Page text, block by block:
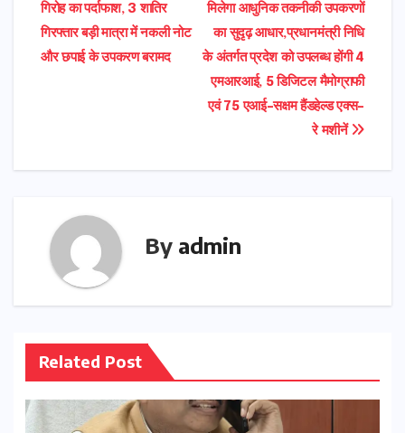
navigation
मिलेगा आधुनिक तकनीकी उपकरणों
का सुदृढ़ आधार,प्रधानमंत्री निधि
के अंतर्गत प्रदेश को उपलब्ध होंगी 4
एमआरआई, 5 डिजिटल मैमोग्राफी
एवं 75 एआई-सक्षम हैंडहेल्ड एक्स-
रे मशीनें
गिरोह का पर्दाफाश, 3 शातिर
गिरफ्तार बड़ी मात्रा में नकली नोट
और छपाई के उपकरण बरामद
By admin
Related Post